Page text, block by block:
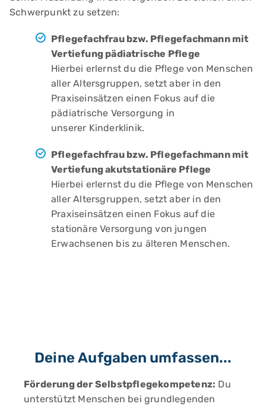
Schwerpunkt zu setzen:
Pflegefachfrau bzw. Pflegefachmann mit
Vertiefung pädiatrische Pflege
Hierbei erlernst du die Pflege von Menschen
aller Altersgruppen, setzt aber in den
Praxiseinsätzen einen Fokus auf die
pädiatrische Versorgung in
unserer Kinderklinik.
Pflegefachfrau bzw. Pflegefachmann mit
Vertiefung akutstationäre Pflege
Hierbei erlernst du die Pflege von Menschen
aller Altersgruppen, setzt aber in den
Praxiseinsätzen einen Fokus auf die
stationäre Versorgung von jungen
Erwachsenen bis zu älteren Menschen.
Deine Aufgaben umfassen...
Förderungder Selbstpflegekompetenz: Du
unterstützt Menschen bei grundlegenden